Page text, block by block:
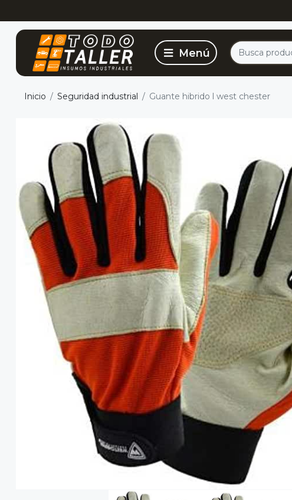
Inicio Seguridad industrial Guante hibrido l west chester